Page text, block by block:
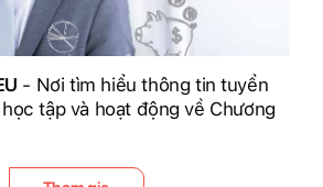
- Nơi tìm hiểu thông tin tuyển
tập và hoạt động về Chương